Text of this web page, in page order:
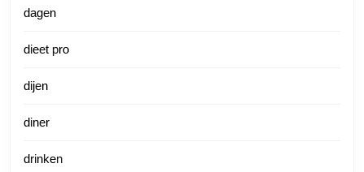
dagen
dieet pro
dijen
diner
drinken